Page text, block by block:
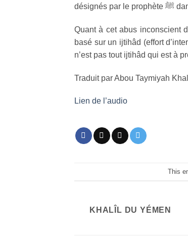
désignés par le prophète ﷺ
Quant à cet abus inconscient
basé sur un ijtihâd (effort
n’est pas tout ijtihâd qui est à
Traduit par Abou Taymiyah
Lien de l’audio
This
KHALÎL DU YÉMEN